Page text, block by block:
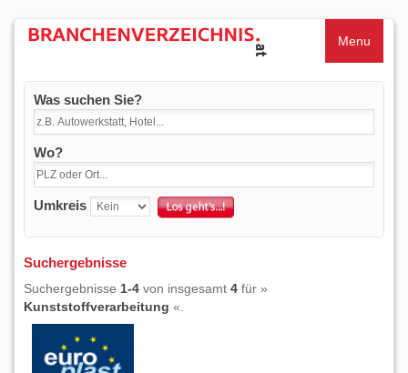
Menu
Was suchen Sie?
Wo?
Umkreis
Suchergebnisse
Suchergebnisse 1-4 von insgesamt 4 für »
Kunststoffverarbeitung «.